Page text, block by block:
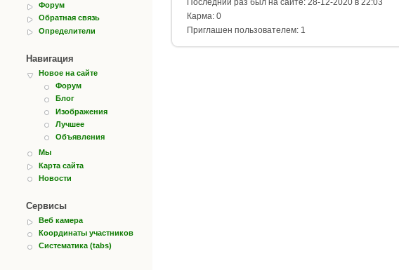
Форум
Обратная связь
Определители
Навигация
Новое на сайте
Форум
Блог
Изображения
Лучшее
Объявления
Мы
Карта сайта
Новости
Сервисы
Веб камера
Координаты участников
Систематика (tabs)
Последний раз был на сайте: 28-12-2020 в 22:03
Карма: 0
Приглашен пользователем: 1